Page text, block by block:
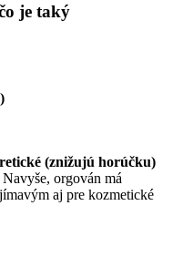
je taký
(znižujú horúčku)
orgován má
aj pre kozmetické